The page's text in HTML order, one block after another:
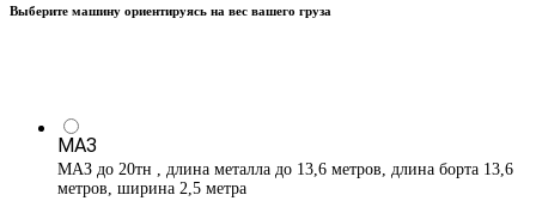
Выберите машину ориентируясь на вес вашего груза
МАЗ
МАЗ до 20тн , длина металла до 13,6 метров, длина борта 13,6
метров, ширина 2,5 метра